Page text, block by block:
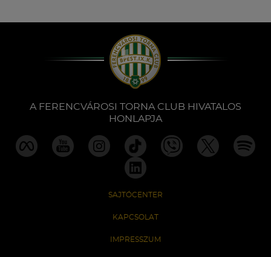
A FERENCVÁROSI TORNA CLUB HIVATALOS
HONLAPJA
SAJTÓCENTER
KAPCSOLAT
IMPRESSZUM